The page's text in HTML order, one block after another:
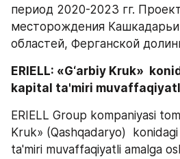
период 2020-2023 гг.
месторождения
областей, Ферганской
ERIELL: «G‘arbiy Kruk»
kapital ta'miri
ERIELL Group kompaniyasi
Kruk» (Qashqadaryo)
ta'miri muvaffaqiyatli amalga